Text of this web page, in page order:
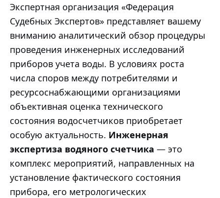
Экспертная организация «Федерация
Судебных Экспертов» представляет вашему
вниманию аналитический обзор процедуры
проведения инженерных исследований
приборов учета воды. В условиях роста
числа споров между потребителями и
ресурсоснабжающими организациями
объективная оценка технического
состояния водосчетчиков приобретает
особую актуальность. Инженерная
экспертиза водяного счетчика — это
комплекс мероприятий, направленных на
установление фактического состояния
прибора, его метрологических